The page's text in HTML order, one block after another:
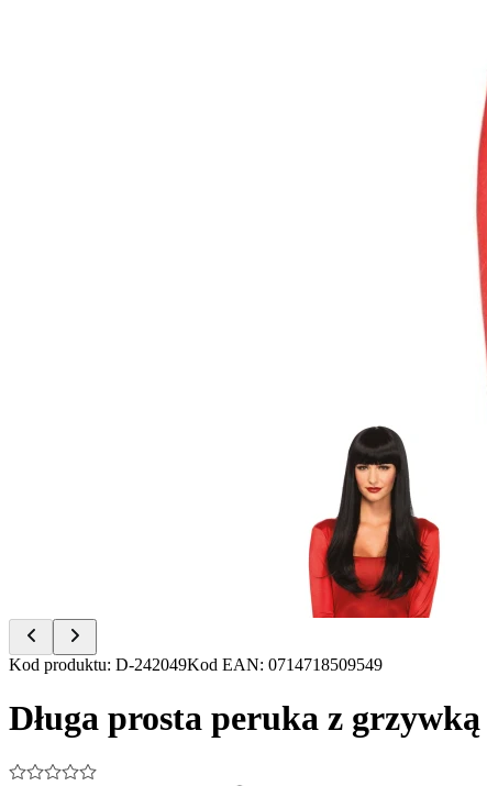
Item
of
Kod produktu: D-242049Kod EAN: 0714718509549
Długa prosta peruka z